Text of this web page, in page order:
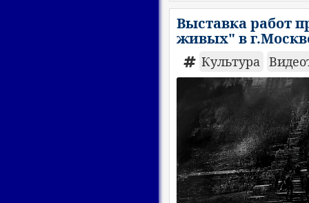
Выставка работ
живых" в
Культура